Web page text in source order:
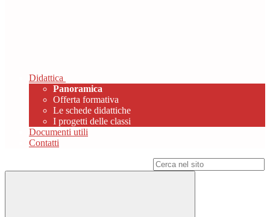
Didattica
Panoramica
Offerta formativa
Le schede didattiche
I progetti delle classi
Documenti utili
Contatti